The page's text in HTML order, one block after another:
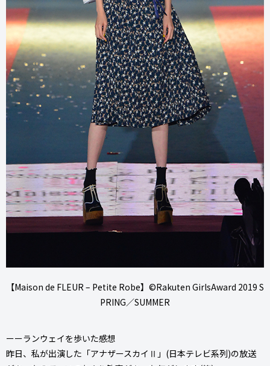
【Maison de FLEUR – Petite Robe】©Rakuten GirlsAward 2019 S
PRING／SUMMER
ーーランウェイを歩いた感想
昨日、私が出演した「アナザースカイⅡ」(日本テレビ系列)の放送